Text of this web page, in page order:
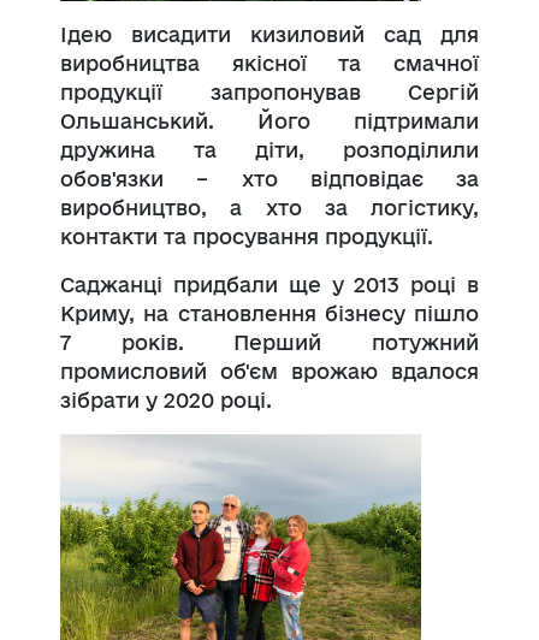
Ідею висадити кизиловий сад для
виробництва якісної та смачної
продукції запропонував Сергій
Ольшанський. Його підтримали
дружина та діти, розподілили
обов'язки – хто відповідає за
виробництво, а хто за логістику,
контакти та просування продукції.
Саджанці придбали ще у 2013 році в
Криму, на становлення бізнесу пішло
7 років. Перший потужний
промисловий об'єм врожаю вдалося
зібрати у 2020 році.